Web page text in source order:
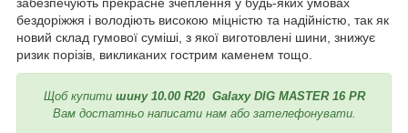
бездоріжжя і володіють високою міцністю та надійністю, так як
новий склад гумової суміші, з якої виготовлені шини, знижує
ризик порізів, викликаних гострим каменем тощо.
Щоб купити шину 10.00 R20 Galaxy DIG MASTER 16 PR
Вам достатньо написати нам або зателефонувати.